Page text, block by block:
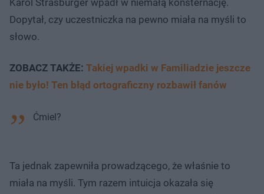
Dopytał, czy uczestniczka na pewno miała na myśli to
słowo.
ZOBACZ TAKŻE: Takiej wpadki w Familiadzie jeszcze
nie było! Ten błąd ortograficzny rozbawił fanów
Ćmiel?
Ta jednak zapewniła prowadzącego, że właśnie to
miała na myśli. Tym razem intuicja okazała się